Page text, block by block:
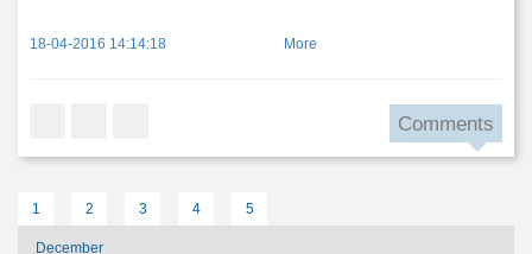
18-04-2016 14:14:18 More
Comments
1 2 3 4 5
December